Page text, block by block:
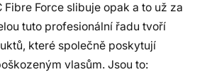
Fibre Force slibuje opak a to už za
tuto profesionální řadu tvoří
které společně poskytují
vlasům. Jsou to: